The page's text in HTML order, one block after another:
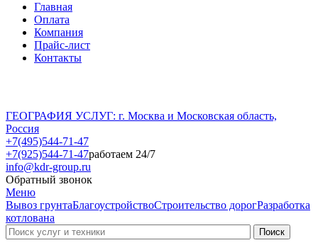
Главная
Оплата
Компания
Прайс-лист
Контакты
ГЕОГРАФИЯ УСЛУГ: г. Москва и Московская область,
Россия
+7(495)544-71-47
+7(925)544-71-47работаем 24/7
info@kdr-group.ru
Обратный звонок
Меню
Вывоз грунтаБлагоустройствоСтроительство дорогРазработка
котлована